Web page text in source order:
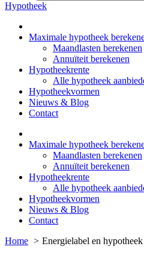
Hypotheek
Maximale hypotheek
Maandlasten berekenen
Annuïteit berekenen
Hypotheekrente
Alle hypotheek
Hypotheekvormen
Nieuws & Blog
Contact
Maximale hypotheek
Maandlasten berekenen
Annuïteit berekenen
Hypotheekrente
Alle hypotheek
Hypotheekvormen
Nieuws & Blog
Contact
Home
Energielabel en